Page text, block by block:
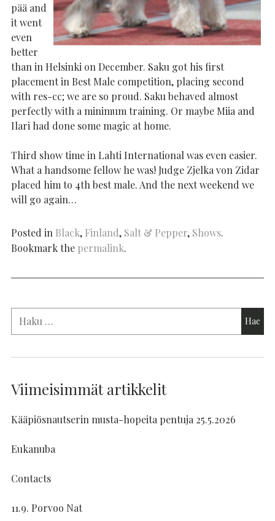
pää and
it went
even
better
than in Helsinki on December. Saku got his first
placement in Best Male competition, placing second
with res-cc; we are so proud. Saku behaved almost
perfectly with a minimum training. Or maybe Miia and
Ilari had done some magic at home.
Third show time in Lahti International was even easier.
What a handsome fellow he was! Judge Zjelka von Zidar
placed him to 4th best male. And the next weekend we
will go again…
Posted in Black, Finland, Salt & Pepper, Shows.
Bookmark the permalink.
Viimeisimmät artikkelit
Kääpiösnautserin musta-hopeita pentuja 25.5.2026
Eukanuba
Contacts
11.9. Porvoo Nat